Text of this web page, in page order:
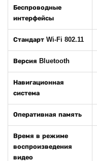
Беспроводные
интерфейсы
Стандарт Wi-Fi 802.11
Версия Bluetooth
Навигационная
система
Оперативная память
Время в режиме
воспроизведения
видео